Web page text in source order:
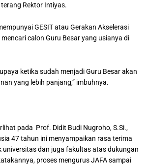
Rektor Intiyas.
GESIT atau Gerakan Akselerasi
calon Guru Besar yang usianya di
ketika sudah menjadi Guru Besar akan
yang lebih panjang,” imbuhnya.
pada Prof. Didit Budi Nugroho, S.Si.,
47 tahun ini menyampaikan rasa terima
universitas dan juga fakultas atas dukungan
proses mengurus JAFA sampai